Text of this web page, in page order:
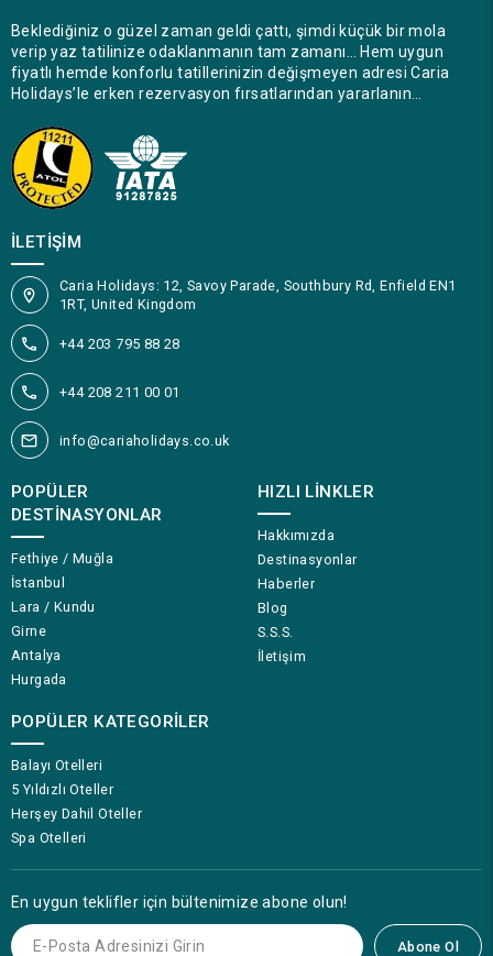
Beklediğiniz o güzel zaman geldi çattı, şimdi küçük bir mola
verip yaz tatilinize odaklanmanın tam zamanı… Hem uygun
fiyatlı hemde konforlu tatillerinizin değişmeyen adresi Caria
Holidays’le erken rezervasyon fırsatlarından yararlanın…
İLETIŞIM
Caria Holidays: 12, Savoy Parade, Southbury Rd, Enfield EN1
1RT, United Kingdom
+44 203 795 88 28
+44 208 211 00 01
info@cariaholidays.co.uk
POPÜLER
DESTINASYONLAR
Fethiye / Muğla
İstanbul
Lara / Kundu
Girne
Antalya
Hurgada
POPÜLER KATEGORILER
Balayı Otelleri
5 Yıldızlı Oteller
Herşey Dahil Oteller
Spa Otelleri
HIZLI LINKLER
Hakkımızda
Destinasyonlar
Haberler
Blog
S.S.S.
İletişim
En uygun teklifler için bültenimize abone olun!
Abone Ol